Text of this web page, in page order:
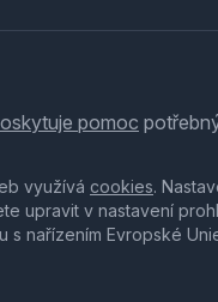
pomoc
využívá cookies.
upravit v nastavení
nařízením Evropské